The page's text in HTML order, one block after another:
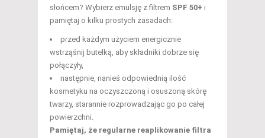
słońcem? Wybierz emulsję z filtrem SPF 50+ i
pamiętaj o kilku prostych zasadach:
przed każdym użyciem energicznie
wstrząśnij butelką, aby składniki dobrze się
połączyły,
następnie, nanieś odpowiednią ilość
kosmetyku na oczyszczoną i osuszoną skórę
twarzy, starannie rozprowadzając go po całej
powierzchni.
Pamiętaj, że regularne reaplikowanie filtra